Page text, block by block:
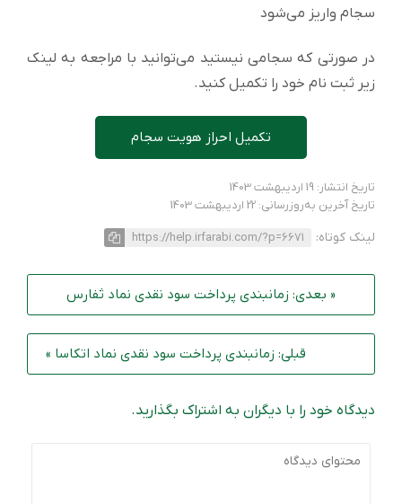
سجام واریز می‌شود
در صورتی که سجامی نیستید می‌توانید با مراجعه به لینک
زیر ثبت نام خود را تکمیل کنید.
تکمیل احراز هویت سجام
تاریخ انتشار: 19 اردیبهشت 1403
تاریخ آخرین به‌روزرسانی: 22 اردیبهشت 1403
لینک کوتاه: https://help.irfarabi.com/?p=6671
« بعدی: زمانبندی پرداخت سود نقدی نماد ثفارس
قبلی: زمانبندی پرداخت سود نقدی نماد اتکاسا »
دیدگاه خود را با دیگران به اشتراک بگذارید.